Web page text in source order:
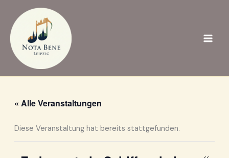
Inhalt
springen
« Alle Veranstaltungen
Diese Veranstaltung hat bereits stattgefunden.